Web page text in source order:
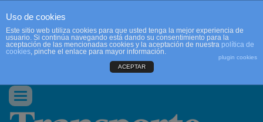
CONTACTO
Conmutar
navegación
Uso de cookies
Este sitio web utiliza cookies para que usted tenga la mejor experiencia de
usuario. Si continúa navegando está dando su consentimiento para la
aceptación de las mencionadas cookies y la aceptación de nuestra política de
cookies, pinche el enlace para mayor información.
plugin cookies
ACEPTAR